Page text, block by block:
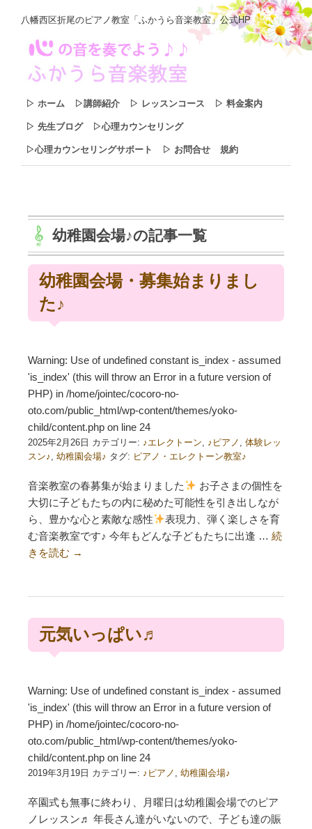
八幡西区折尾のピアノ教室「ふかうら音楽教室」公式HP
▷ ホーム ▷講師紹介 ▷ レッスンコース ▷ 料金案内
▷ 先生ブログ ▷心理カウンセリング
▷心理カウンセリングサポート ▷ お問合せ 規約
幼稚園会場♪の記事一覧
幼稚園会場・募集始まりまし
た♪
Warning: Use of undefined constant is_index - assumed
'is_index' (this will throw an Error in a future version of
PHP) in /home/jointec/cocoro-no-
oto.com/public_html/wp-content/themes/yoko-
child/content.php on line 24
2025年2月26日 カテゴリー: ♪エレクトーン, ♪ピアノ , 体験レッ
スン♪, 幼稚園会場♪ タグ: ピアノ・エレクトーン教室♪
音楽教室の春募集が始まりました
お子さまの個性を
大切に子どもたちの内に秘めた可能性を引き出しなが
ら、豊かな心と素敵な感性
表現力、弾く楽しさを育
む音楽教室です♪ 今年もどんな子どもたちに出逢 … 続
きを読む →
元気いっぱい♬
Warning: Use of undefined constant is_index - assumed
'is_index' (this will throw an Error in a future version of
PHP) in /home/jointec/cocoro-no-
oto.com/public_html/wp-content/themes/yoko-
child/content.php on line 24
2019年3月19日 カテゴリー: ♪ピアノ , 幼稚園会場♪
卒園式も無事に終わり、月曜日は幼稚園会場でのピア
ノレッスン♬ 年長さん達がいないので、子ども達の賑